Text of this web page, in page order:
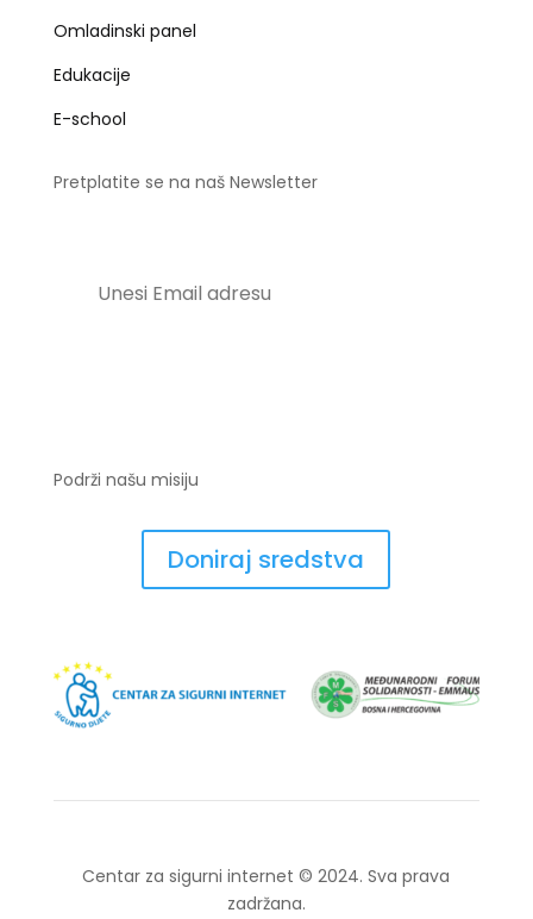
Omladinski panel
Edukacije
E-school
Pretplatite se na naš Newsletter
Podrži našu misiju
Doniraj sredstva
Centar za sigurni internet © 2024. Sva prava
zadržana.